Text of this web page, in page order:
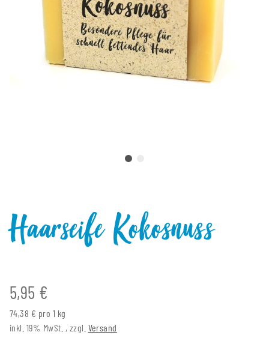
Haarseife Kokosnuss
5,95 €
74,38 € pro 1 kg
inkl. 19% MwSt. , zzgl. Versand